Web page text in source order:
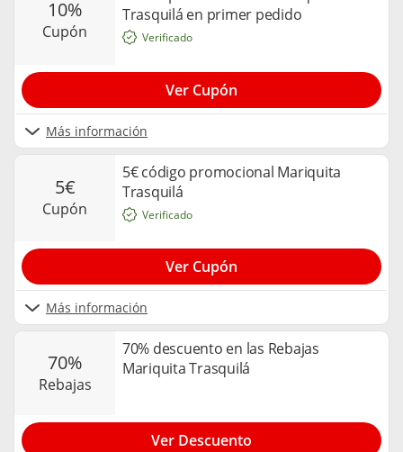
10%
cupón
Trasquilá en primer pedido
Más información
Verificado
Ver Cupón
5€
cupón
5€ código promocional Mariquita
Trasquilá
Más información
Verificado
Ver Cupón
70%
rebajas
70% descuento en las Rebajas
Mariquita Trasquilá
Ver Descuento